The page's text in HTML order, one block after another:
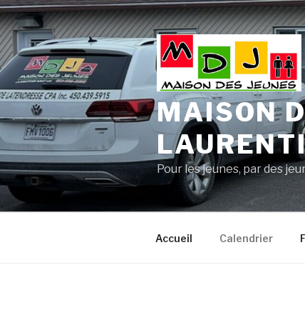
Aller
au
contenu
principal
MAISON
Pour les jeunes, par des
Accueil Calendrier